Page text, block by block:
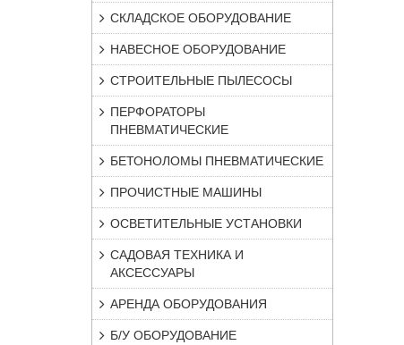
СКЛАДСКОЕ ОБОРУДОВАНИЕ
НАВЕСНОЕ ОБОРУДОВАНИЕ
СТРОИТЕЛЬНЫЕ ПЫЛЕСОСЫ
ПЕРФОРАТОРЫ
ПНЕВМАТИЧЕСКИЕ
БЕТОНОЛОМЫ ПНЕВМАТИЧЕСКИЕ
ПРОЧИСТНЫЕ МАШИНЫ
ОСВЕТИТЕЛЬНЫЕ УСТАНОВКИ
САДОВАЯ ТЕХНИКА И
АКСЕССУАРЫ
АРЕНДА ОБОРУДОВАНИЯ
Б/У ОБОРУДОВАНИЕ